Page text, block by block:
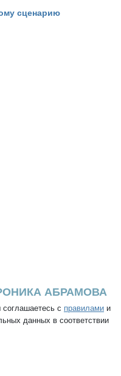
сценарию
АБРАМОВА
с правилами и
данных в соответствии